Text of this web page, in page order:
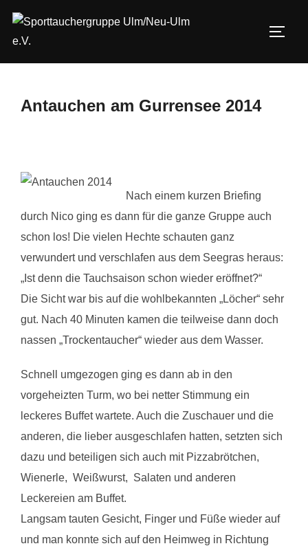
Inhalt
springen
Antauchen am Gurrensee 2014
Nach einem kurzen Briefing
durch Nico ging es dann für die ganze Gruppe auch
schon los! Die vielen Hechte schauten ganz
verwundert und verschlafen aus dem Seegras heraus:
„Ist denn die Tauchsaison schon wieder eröffnet?“
Die Sicht war bis auf die wohlbekannten „Löcher“ sehr
gut. Nach 40 Minuten kamen die teilweise dann doch
nassen „Trockentaucher“ wieder aus dem Wasser.
Schnell umgezogen ging es dann ab in den
vorgeheizten Turm, wo bei netter Stimmung ein
leckeres Buffet wartete. Auch die Zuschauer und die
anderen, die lieber ausgeschlafen hatten, setzten sich
dazu und beteiligen sich auch mit Pizzabrötchen,
Wienerle, Weißwurst, Salaten und anderen
Leckereien am Buffet.
Langsam tauten Gesicht, Finger und Füße wieder auf
und man konnte sich auf den Heimweg in Richtung